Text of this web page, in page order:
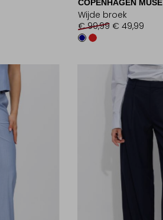
COPENHAGEN MUSE
Wijde broek
€ 99,99 € 49,99